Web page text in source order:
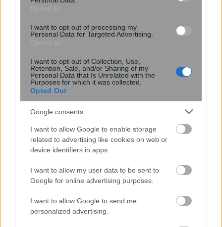
I want to opt-out of processing my
Personal Data for Targeted Advertising.
I want to opt-out of Collection, Use,
Retention, Sale, and/or Sharing of my
Personal Data that Is Unrelated with the
Purposes for which it was collected.
Opted Out
Google consents
I want to allow Google to enable storage
related to advertising like cookies on web or
device identifiers in apps.
I want to allow my user data to be sent to
Google for online advertising purposes.
I want to allow Google to send me
personalized advertising.
Ψεύτικες ενημερώσεις Adobe και
Zoom εγκαθιστούν κακόβουλο
λογισμικό απομακρυσμένης
πρόσβασης